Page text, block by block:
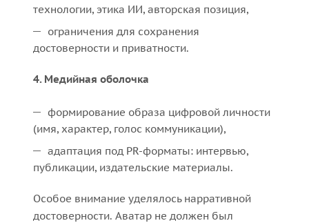
технологии, этика ИИ, авторская позиция,
ограничения для сохранения
достоверности и приватности.
4. Медийная оболочка
формирование образа цифровой личности
(имя, характер, голос коммуникации),
адаптация под PR-форматы: интервью,
публикации, издательские материалы.
Особое внимание уделялось нарративной
достоверности. Аватар не должен был